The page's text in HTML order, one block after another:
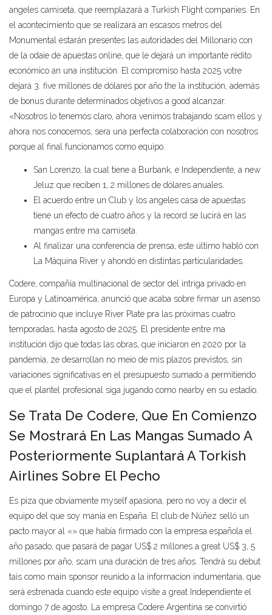
angeles camiseta, que reemplazará a Turkish Flight companies. En
el acontecimiento que se realizará an escasos metros del
Monumental estarán presentes las autoridades del Millonario con
de la odaie de apuestas online, que le dejará un importante rédito
económico an una institución. El compromiso hasta 2025 votre
dejará 3. five millones de dólares por año the la institución, además
de bonus durante determinados objetivos a good alcanzar.
«Nosotros lo tenemos claro, ahora venimos trabajando scam ellos y
ahora nos conocemos, sera una perfecta colaboración con nosotros
porque al final funcionamos como equipo.
San Lorenzo, la cual tiene a Burbank, e Independiente, a new
Jeluz que reciben 1, 2 millones de dólares anuales.
El acuerdo entre un Club y los angeles casa de apuestas
tiene un efecto de cuatro años y la record se lucirá en las
mangas entre ma camiseta.
Al finalizar una conferencia de prensa, este último habló con
La Máquina River y ahondó en distintas particularidades.
Codere, compañía multinacional de sector del intriga privado en
Europa y Latinoamérica, anunció que acaba sobre firmar un asenso
de patrocinio que incluye River Plate pra las próximas cuatro
temporadas, hasta agosto de 2025. El presidente entre ma
institución dijo que todas las obras, que iniciaron en 2020 por la
pandemia, ze desarrollan no meio de mis plazos previstos, sin
variaciones significativas en el presupuesto sumado a permitiendo
que el plantel profesional siga jugando como nearby en su estadio.
Se Trata De Codere, Que En Comienzo
Se Mostrará En Las Mangas Sumado A
Posteriormente Suplantará A Torkish
Airlines Sobre El Pecho
Es piza que obviamente myself apasiona, pero no voy a decir el
equipo del que soy mania en España. El club de Núñez selló un
pacto mayor al «» que había firmado con la empresa española el
año pasado, que pasará de pagar US$ 2 millones a great US$ 3, 5
millones por año, scam una duración de tres años. Tendrá su debut
tais como main sponsor reunido a la informacion indumentaria, que
será estrenada cuando este equipo visite a great Independiente el
domingo 7 de agosto. La empresa Codere Argentina se convirtió